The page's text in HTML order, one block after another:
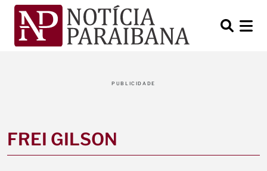
PUBLICIDADE
FREI GILSON